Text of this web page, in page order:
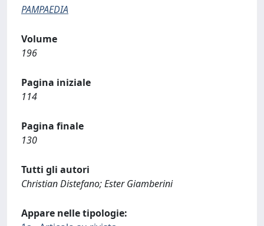
PAMPAEDIA
Volume
196
Pagina iniziale
114
Pagina finale
130
Tutti gli autori
Christian Distefano; Ester Giamberini
Appare nelle tipologie: